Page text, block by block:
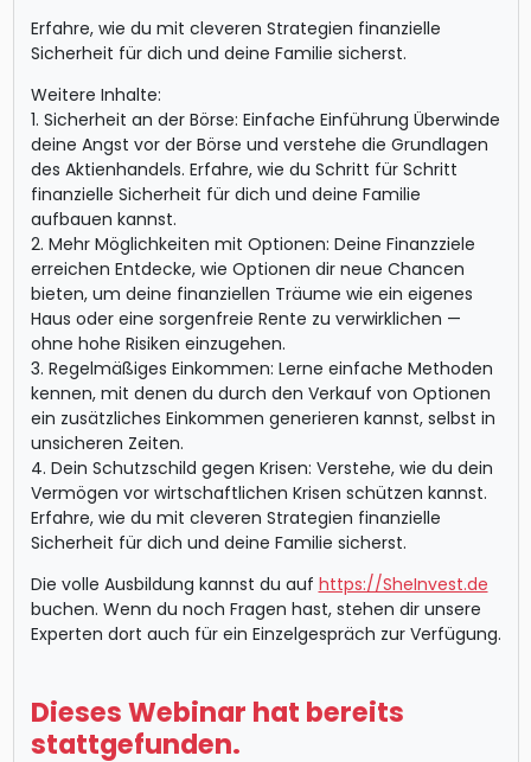
Erfahre, wie du mit cleveren Strategien finanzielle
Sicherheit für dich und deine Familie sicherst.
Weitere Inhalte:
1. Sicherheit an der Börse: Einfache Einführung Überwinde
deine Angst vor der Börse und verstehe die Grundlagen
des Aktienhandels. Erfahre, wie du Schritt für Schritt
finanzielle Sicherheit für dich und deine Familie
aufbauen kannst.
2. Mehr Möglichkeiten mit Optionen: Deine Finanzziele
erreichen Entdecke, wie Optionen dir neue Chancen
bieten, um deine finanziellen Träume wie ein eigenes
Haus oder eine sorgenfreie Rente zu verwirklichen —
ohne hohe Risiken einzugehen.
3. Regelmäßiges Einkommen: Lerne einfache Methoden
kennen, mit denen du durch den Verkauf von Optionen
ein zusätzliches Einkommen generieren kannst, selbst in
unsicheren Zeiten.
4. Dein Schutzschild gegen Krisen: Verstehe, wie du dein
Vermögen vor wirtschaftlichen Krisen schützen kannst.
Erfahre, wie du mit cleveren Strategien finanzielle
Sicherheit für dich und deine Familie sicherst.
Die volle Ausbildung kannst du auf https://SheInvest.de
buchen. Wenn du noch Fragen hast, stehen dir unsere
Experten dort auch für ein Einzelgespräch zur Verfügung.
Dieses Webinar hat bereits
stattgefunden.